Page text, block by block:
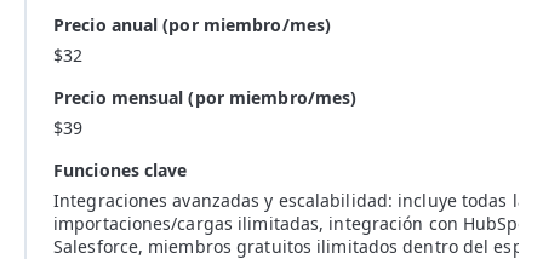
$32
$39
Integraciones avanzadas y escalabilidad: incluye todas las
importaciones/cargas ilimitadas, integración con
Salesforce, miembros gratuitos ilimitados dentro del